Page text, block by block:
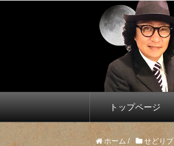
トップページ
ホーム / せどり